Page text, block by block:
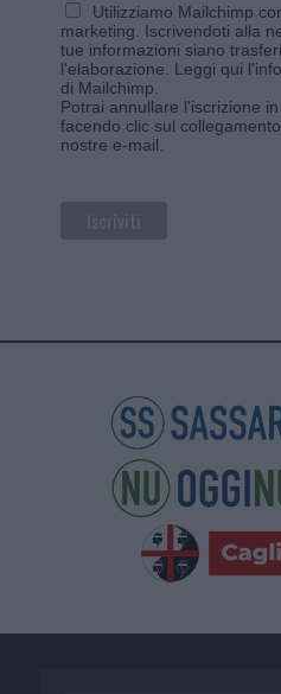
Utilizziamo Mailchimp
marketing. Iscrivendoti alla
tue informazioni siano
l'elaborazione. Leggi qui
di Mailchimp
Potrai annullare l'iscrizione
facendo clic sul
nostre e-mail.